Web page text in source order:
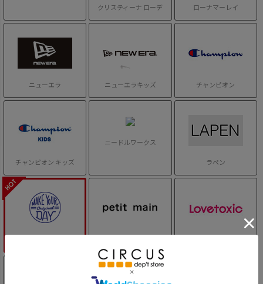
クリスティーナ ローデ
ローナマーレイ
ニューエラ ニューエラキッズ チャンピオン
チャンピオン キッズ
ニードルワークス
ラペン